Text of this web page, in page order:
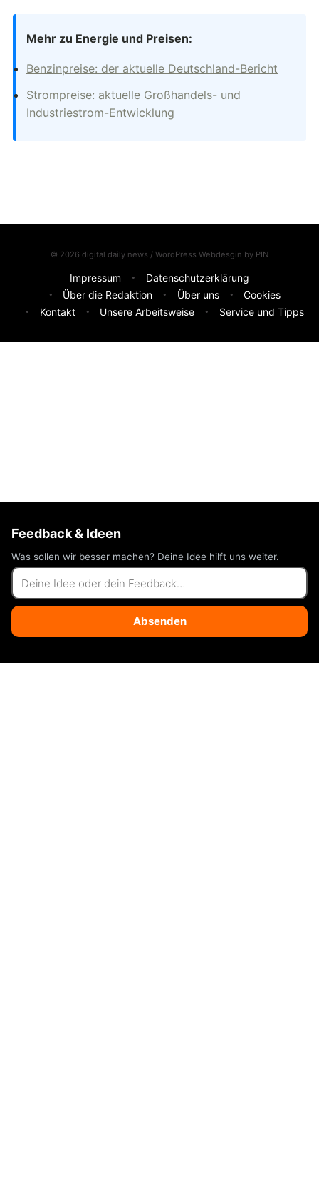
Mehr zu Energie und Preisen:
Benzinpreise: der aktuelle Deutschland-Bericht
Strompreise: aktuelle Großhandels- und
Industriestrom-Entwicklung
© 2026 digital daily news / WordPress Webdesgin by PIN
Impressum
Datenschutzerklärung
Über die Redaktion
Über uns
Cookies
Kontakt
Unsere Arbeitsweise Service und Tipps
Feedback & Ideen
Was sollen wir besser machen? Deine Idee hilft uns weiter.
Absenden